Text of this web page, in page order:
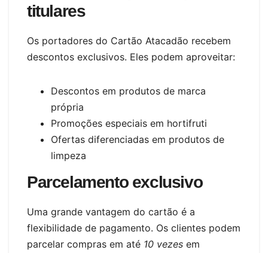
titulares
Os portadores do Cartão Atacadão recebem
descontos exclusivos. Eles podem aproveitar:
Descontos em produtos de marca
própria
Promoções especiais em hortifruti
Ofertas diferenciadas em produtos de
limpeza
Parcelamento exclusivo
Uma grande vantagem do cartão é a
flexibilidade de pagamento. Os clientes podem
parcelar compras em até 10 vezes em